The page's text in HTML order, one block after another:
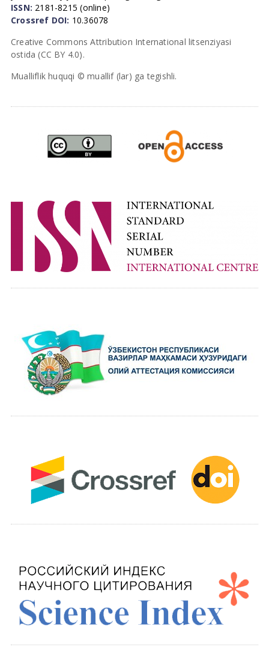
ISSN: 2181-8215 (online)
Crossref DOI: 10.36078
Creative Commons Attribution International litsenziyasi
ostida (CC BY 4.0).
Mualliflik huquqi © muallif (lar) ga tegishli.